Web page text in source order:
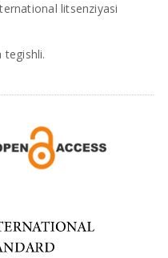
litsenziyasi